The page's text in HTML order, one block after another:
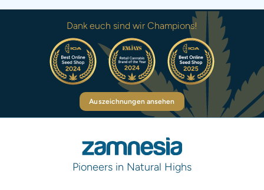
Dank euch sind wir Champions!
Auszeichnungen ansehen
Pioneers in Natural Highs